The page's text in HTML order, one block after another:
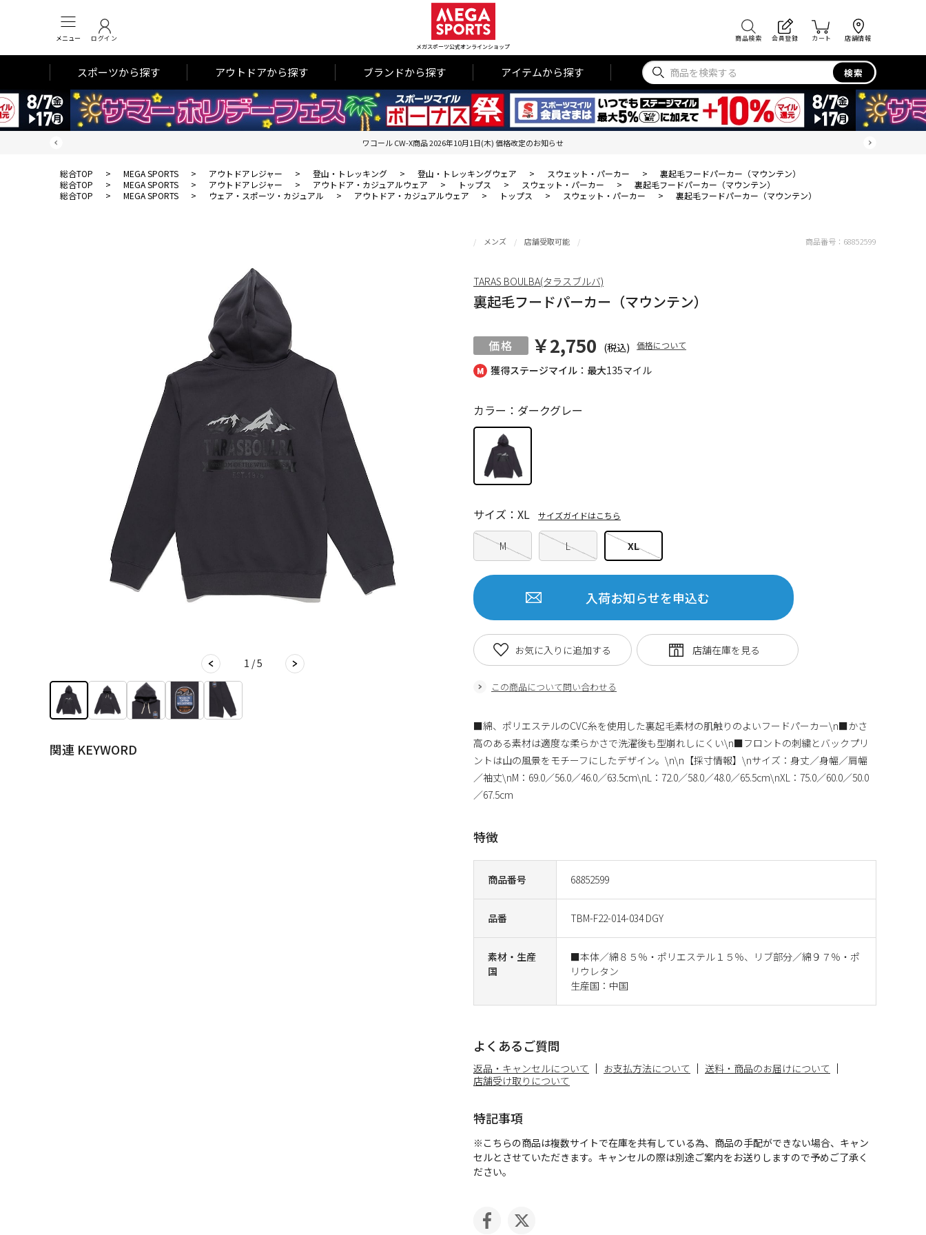
メニュー ログイン
メガスポーツ公式オンラインショップ
商品検索 会員登録 カート 店舗情報
スポーツから探す アウトドアから探す ブランドから探す アイテムから探す 検索
ワコール CW-X商品 2026年10月1日(木) 価格改定のお知らせ
総合TOP > MEGA SPORTS > アウトドアレジャー > 登山・トレッキング > 登山・トレッキングウェア > スウェット・パーカー >
裏起毛フードパーカー（マウンテン）
総合TOP
> MEGA SPORTS > アウトドアレジャー > アウトドア・カジュアルウェア > トップス > スウェット・パーカー >
裏起毛フードパーカー（マウンテン）
総合TOP
> MEGA SPORTS > ウェア・スポーツ・カジュアル > アウトドア・カジュアルウェア > トップス > スウェット・パーカー > 裏起毛フードパーカー（マウンテン）
1 / 5
関連 KEYWORD
獲得ステージマイル：最大135マイル
メンズ 店舗受取可能
裏起毛フードパーカー（マウンテン）
￥2,750 (税込) 価格について
商品番号 68852599
品番 TBM-F22-014-034 DGY
素材・生産
国
■本体／綿８５％・ポリエステル１５％、リブ部分／綿９７％・ポ
リウレタン
生産国：中国
カラー：ダークグレー
M L XL
サイズ：XL サイズガイドはこちら
入荷お知らせを申込む
この商品について問い合わせる
お気に入りに追加する
商品番号： 68852599
TARAS BOULBA(タラスブルバ)
■綿、ポリエステルのCVC糸を使用した裏起毛素材の肌触りのよいフードパーカー\n■かさ
高のある素材は適度な柔らかさで洗濯後も型崩れしにくい\n■フロントの刺繍とバックプリ
ントは山の風景をモチーフにしたデザイン。\n\n【採寸情報】\nサイズ：身丈／身幅／肩幅
／袖丈\nM：69.0／56.0／46.0／63.5cm\nL：72.0／58.0／48.0／65.5cm\nXL：75.0／60.0／50.0
／67.5cm
特徴
よくあるご質問
返品・キャンセルについて お支払方法について
送料・商品のお届けについて
店舗受け取りについて
特記事項
※こちらの商品は複数サイトで在庫を共有している為、商品の手配ができない場合、キャン
セルとさせていただきます。キャンセルの際は別途ご案内をお送りしますので予めご了承く
ださい。